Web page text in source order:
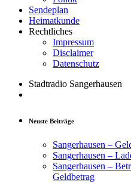
Sendeplan
Heimatkunde
Rechtliches
Impressum
Disclaimer
Datenschutz
Stadtradio Sangerhausen
Neuste Beiträge
Sangerhausen –
Sangerhausen –
Sangerhausen –
Geldbetrag